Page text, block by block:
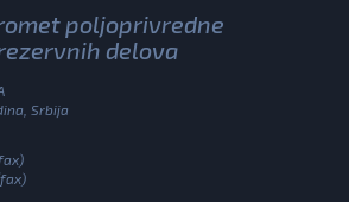
poljoprivredne
delova
Srbija